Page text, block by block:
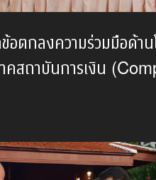
อตกลงความร่วมมือด้า
คสถาบันการเงิน